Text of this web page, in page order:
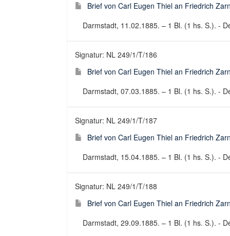
Brief von Carl Eugen Thiel an Friedrich
Darmstadt, 11.02.1885. – 1 Bl. (1 hs. S.). -
Signatur: NL 249/1/T/186
Brief von Carl Eugen Thiel an Friedrich
Darmstadt, 07.03.1885. – 1 Bl. (1 hs. S.). -
Signatur: NL 249/1/T/187
Brief von Carl Eugen Thiel an Friedrich
Darmstadt, 15.04.1885. – 1 Bl. (1 hs. S.). -
Signatur: NL 249/1/T/188
Brief von Carl Eugen Thiel an Friedrich
Darmstadt, 29.09.1885. – 1 Bl. (1 hs. S.). -